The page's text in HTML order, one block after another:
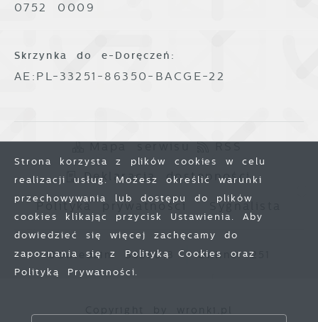
0752 0009
Skrzynka do e-Doręczeń:
AE:PL-33251-86350-BACGE-22
Deklaracja dostępności
Polityka prywatności Sygnalista
Odwiedzin: 3838013 Online: 251
Strona korzysta z plików cookies w celu
realizacji usług. Możesz określić warunki
przechowywania lub dostępu do plików
cookies klikając przycisk Ustawienia. Aby
dowiedzieć się więcej zachęcamy do
zapoznania się z Polityką Cookies oraz
Polityką Prywatności.
Zapisz wybrane